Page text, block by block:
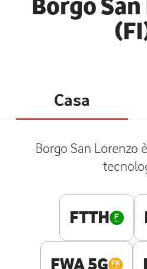
Borgo
Casa
Borgo San Lorenzo
FTTH
FWA 5G